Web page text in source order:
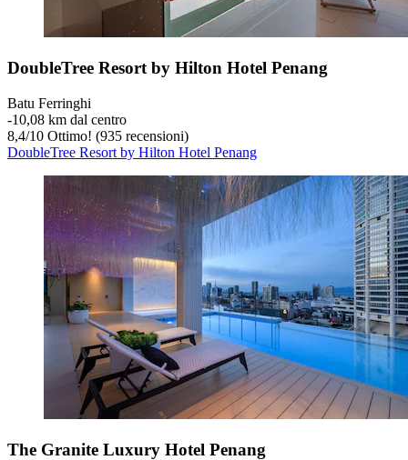
DoubleTree Resort by Hilton Hotel Penang
Batu Ferringhi
‐10,08 km dal centro
8,4/10 Ottimo! (935 recensioni)
DoubleTree Resort by Hilton Hotel Penang
The Granite Luxury Hotel Penang